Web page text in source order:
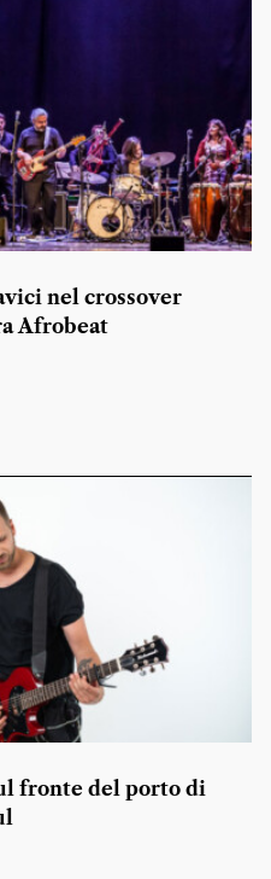
nel crossover
Afrobeat
fronte del porto di